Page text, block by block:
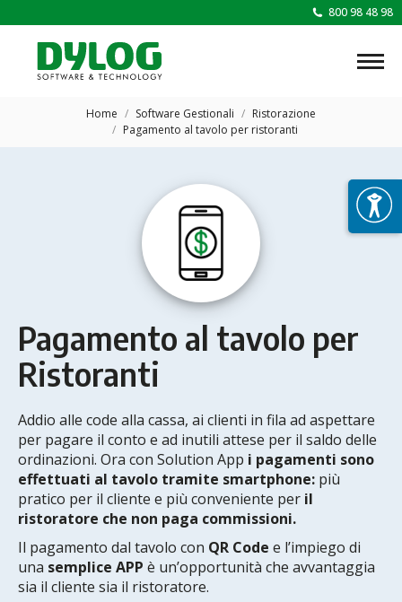
800 98 48 98
Home Software Gestionali
Ristorazione
Pagamento al tavolo per ristoranti
Pagamento al tavolo per
Ristoranti
Addio alle code alla cassa, ai clienti in fila ad aspettare
per pagare il conto e ad inutili attese per il saldo delle
ordinazioni. Ora con Solution App i pagamenti sono
effettuati al tavolo tramite smartphone: più
pratico per il cliente e più conveniente per il
ristoratore che non paga commissioni.
Il pagamento dal tavolo con QR Code e l’impiego di
una semplice APP è un’opportunità che avvantaggia
sia il cliente sia il ristoratore.